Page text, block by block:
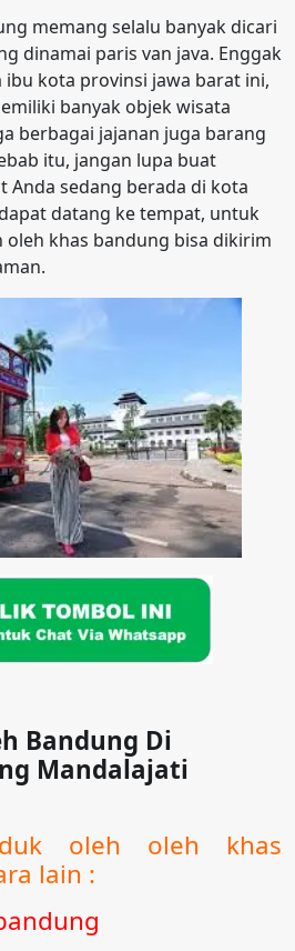
memang selalu banyak dicari
dinamai paris van java. Enggak
kota provinsi jawa barat ini,
banyak objek wisata
berbagai jajanan juga barang
itu, jangan lupa buat
Anda sedang berada di kota
datang ke tempat, untuk
khas bandung bisa dikirim
Bandung Di
Mandalajati
oleh oleh khas
lain :